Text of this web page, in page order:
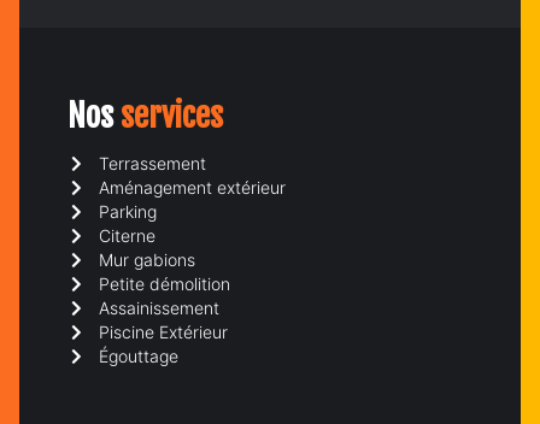
Nosservices
Terrassement
Aménagement extérieur
Parking
Citerne
Mur gabions
Petite démolition
Assainissement
Piscine Extérieur
Égouttage